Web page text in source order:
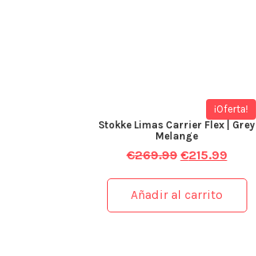
¡Oferta!
Stokke Limas Carrier Flex | Grey
Melange
€269.99 €215.99
Añadir al carrito